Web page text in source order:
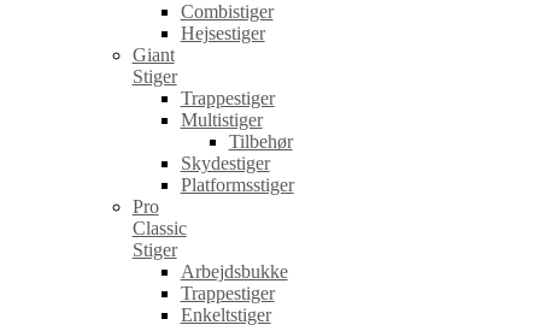
Combistiger
Hejsestiger
Giant
Stiger
Trappestiger
Multistiger
Tilbehør
Skydestiger
Platformsstiger
Pro
Classic
Stiger
Arbejdsbukke
Trappestiger
Enkeltstiger